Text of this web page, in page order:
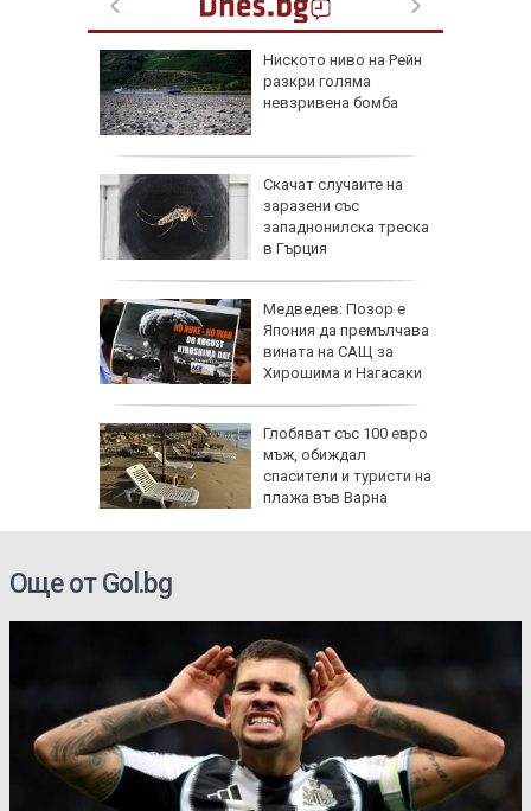
Ниското ниво на Рейн
разкри голяма
невзривена бомба
Скачат случаите на
заразени със
западнонилска треска
в Гърция
Медведев: Позор е
Япония да премълчава
вината на САЩ за
Хирошима и Нагасаки
Глобяват със 100 евро
мъж, обиждал
спасители и туристи на
плажа във Варна
Още от Gol.bg